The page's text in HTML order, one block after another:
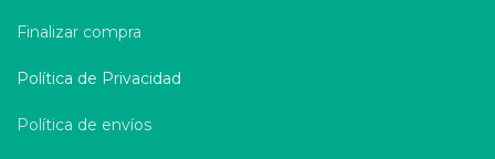
Finalizar compra
Política de Privacidad
Política de envíos